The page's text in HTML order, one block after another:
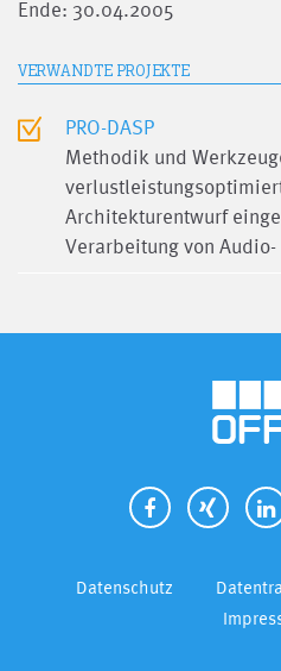
Ende: 30.04.2005
VERWANDTE PROJEKTE
PRO-DASP
Methodik und
Architekturentwurf
Verarbeitung von
Datenschutz